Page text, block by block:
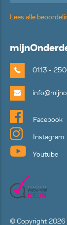
Lees alle
mijn
0113 -
Facebook
Instagram
Youtube
© Copyright 2026